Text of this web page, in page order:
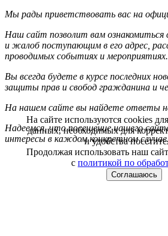
Мы рады приветствовать вас на
Наш сайт позволит вам ознакомиться
и жалоб поступающим в его адрес,
проводимых событиях и мероприятиях.
Вы всегда будете в курсе последних
защиты прав и свобод гражданина и
На нашем сайте вы найдете ответы
Надеемся, что посещение нашего
интересы в каждом конкретном
На сайте используются cookies
данных, необходимых для
и удобства
Продолжая использовать наш
с политикой по
Соглашаюсь